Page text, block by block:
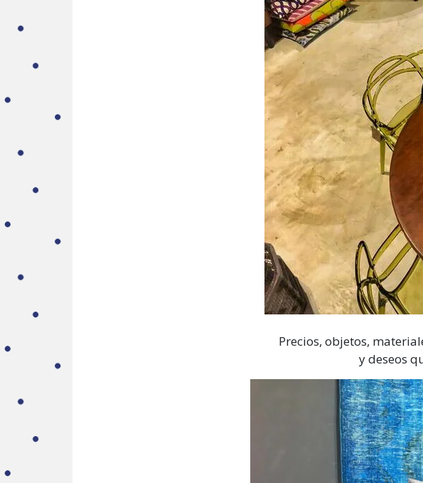
Precios, objetos,
y deseos